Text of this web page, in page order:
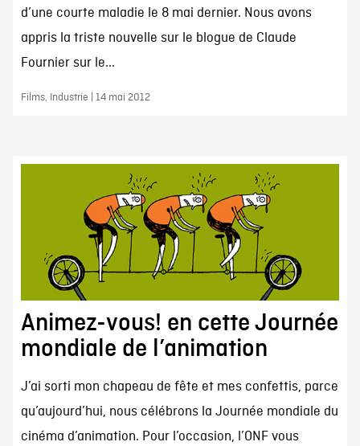
d’une courte maladie le 8 mai dernier. Nous avons
appris la triste nouvelle sur le blogue de Claude
Fournier sur le...
Films, Industrie | 14 mai 2012
Animez-vous! en cette Journée
mondiale de l’animation
J’ai sorti mon chapeau de fête et mes confettis, parce
qu’aujourd’hui, nous célébrons la Journée mondiale du
cinéma d’animation. Pour l’occasion, l’ONF vous